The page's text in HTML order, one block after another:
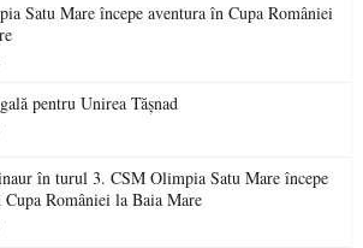
Mare începe aventura în Cupa României
pentru Unirea Tășnad
în turul 3. CSM Olimpia Satu Mare începe
Cupa României la Baia Mare